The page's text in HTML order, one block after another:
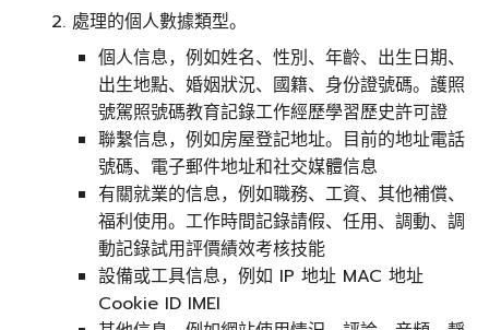
處理的個人數據類型。
個人信息，例如姓名、性別、年齡、出生日期、
出生地點、婚姻狀況、國籍、身份證號碼。護照
號駕照號碼教育記錄工作經歷學習歷史許可證
聯繫信息，例如房屋登記地址。目前的地址電話
號碼、電子郵件地址和社交媒體信息
有關就業的信息，例如職務、工資、其他補償、
福利使用。工作時間記錄請假、任用、調動、調
動記錄試用評價績效考核技能
設備或工具信息，例如 IP 地址 MAC 地址
Cookie ID IMEI